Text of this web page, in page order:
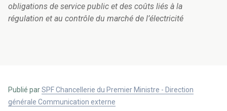
obligations de service public et des coûts liés à la
régulation et au contrôle du marché de l’électricité
Publié parSPF Chancellerie du Premier Ministre - Direction
générale Communication externe